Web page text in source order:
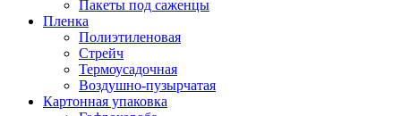
Пакеты под саженцы
Пленка
Полиэтиленовая
Стрейч
Термоусадочная
Воздушно-пузырчатая
Картонная упаковка